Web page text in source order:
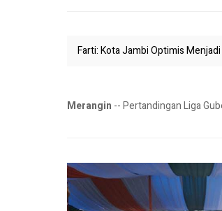
Farti: Kota Jambi Optimis
Merangin -- Pertandingan Liga